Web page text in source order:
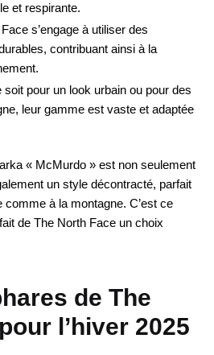
et respirante.
s’engage à utiliser des
contribuant ainsi à la
soit pour un look urbain ou pour des
leur gamme est vaste et adaptée
« McMurdo » est non seulement
un style décontracté, parfait
à la montagne. C’est ce
de The North Face un choix
de The
l’hiver 2025